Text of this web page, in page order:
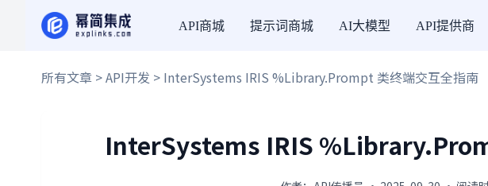
API商城 提示词商城 AI大模型 API提供商
所有文章 >API开发 > InterSystems IRIS %Library.Prompt 类终端交互全指南
InterSystems IRIS